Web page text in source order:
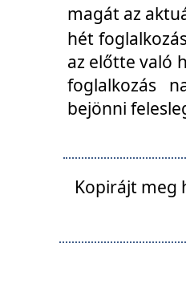
magát az
hét
az előtte való
foglalkozás
bejönni
Kopirájt meg